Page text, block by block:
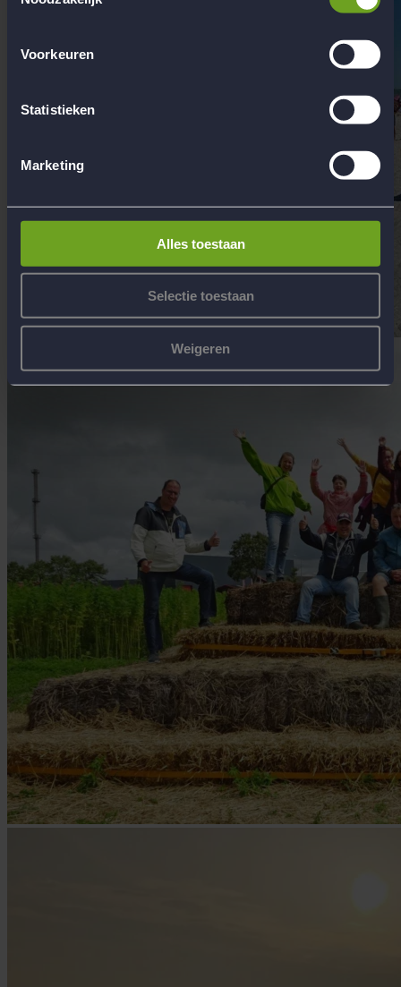
Voorkeuren
Statistieken
Marketing
Alles toestaan
Selectie toestaan
Weigeren